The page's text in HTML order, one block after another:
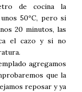
de cocina la
50ºC, pero si
20 minutos, las
el cazo y si no
agregamos
que la
reposar y ya